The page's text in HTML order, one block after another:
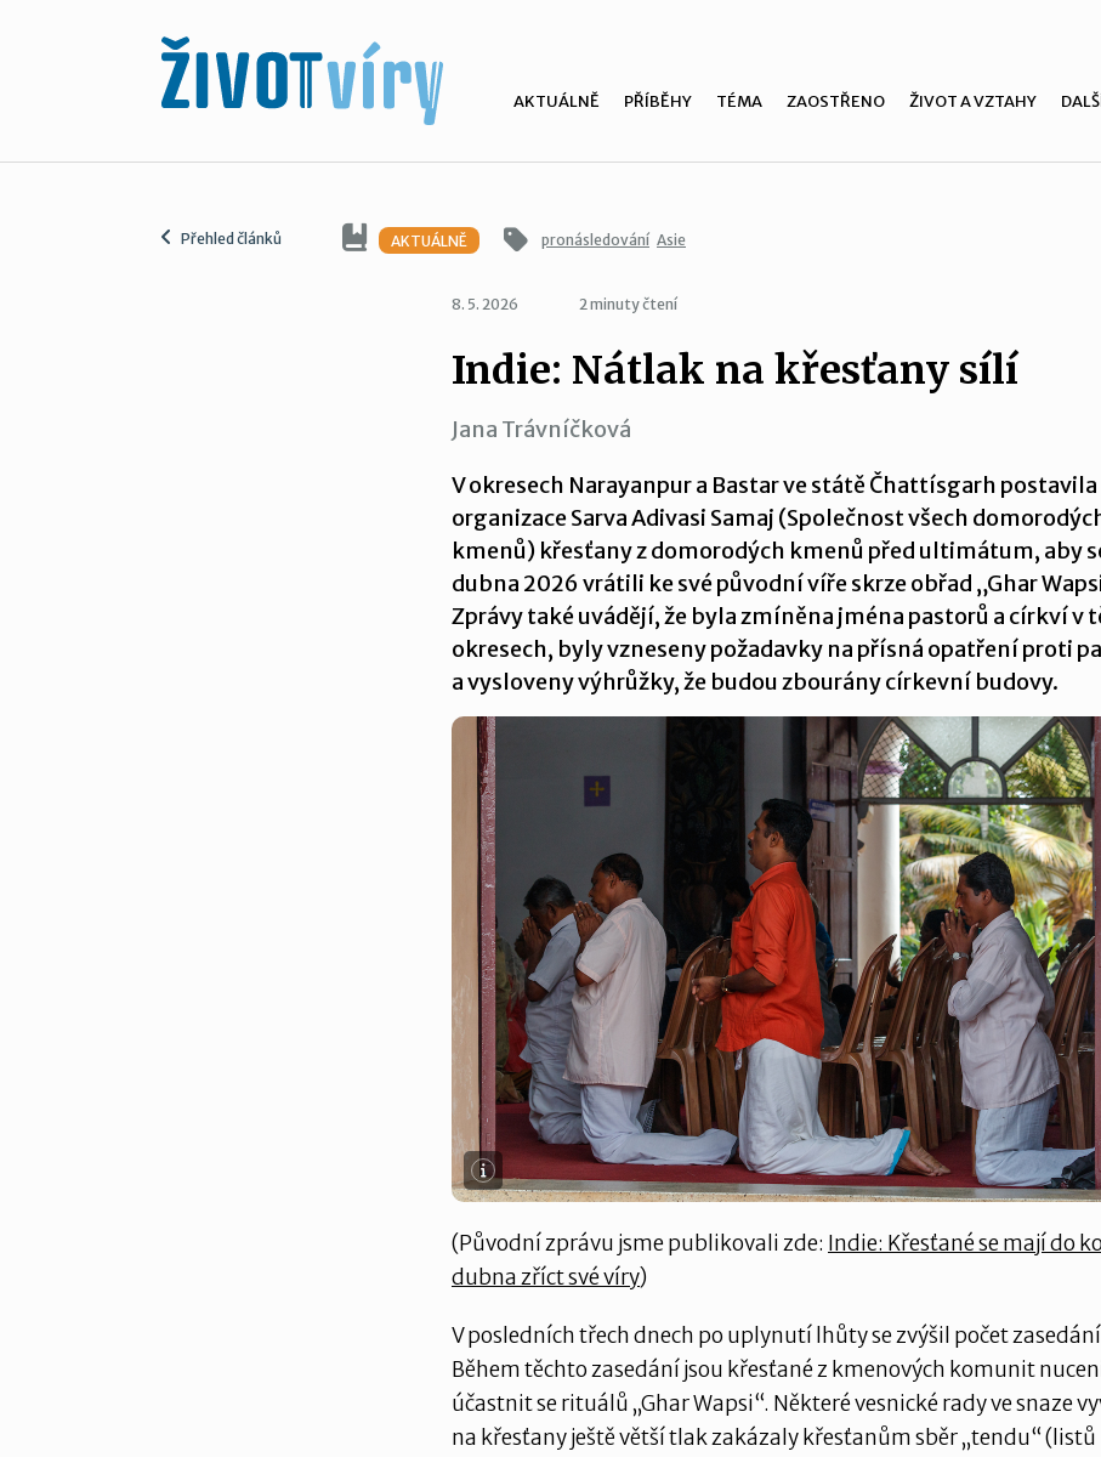
AKTUÁLNĚ PŘÍBĚHY TÉMA ZAOSTŘENO ŽIVOT A VZTAHY
Přehled článků AKTUÁLNĚ pronásledování Asie
8. 5. 2026 2 minuty čtení
Indie: Nátlak na křesťany sílí
Jana Trávníčková
V okresech Narayanpur a Bastar ve státě Čhattísgarh postavila
organizace Sarva Adivasi Samaj (Společnost všech
kmenů) křesťany z domorodých kmenů před ultimátum, aby
dubna 2026 vrátili ke své původní víře skrze obřad „Ghar
Zprávy také uvádějí, že byla zmíněna jména pastorů a církví v
okresech, byly vzneseny požadavky na přísná opatření proti
a vysloveny výhrůžky, že budou zbourány církevní budovy.
(Původní zprávu jsme publikovali zde: Indie: Křesťané se mají do
dubna zříct své víry)
V posledních třech dnech po uplynutí lhůty se zvýšil počet
Během těchto zasedání jsou křesťané z kmenových komunit
účastnit se rituálů „Ghar Wapsi“. Některé vesnické rady ve snaze
na křesťany ještě větší tlak zakázaly křesťanům sběr „tendu“ (listů